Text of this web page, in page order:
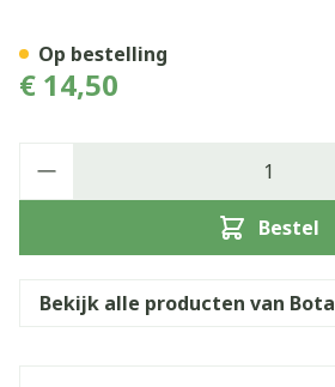
€ 14,50
Bestel
Op bestelling
Bekijk alle producten van Bota